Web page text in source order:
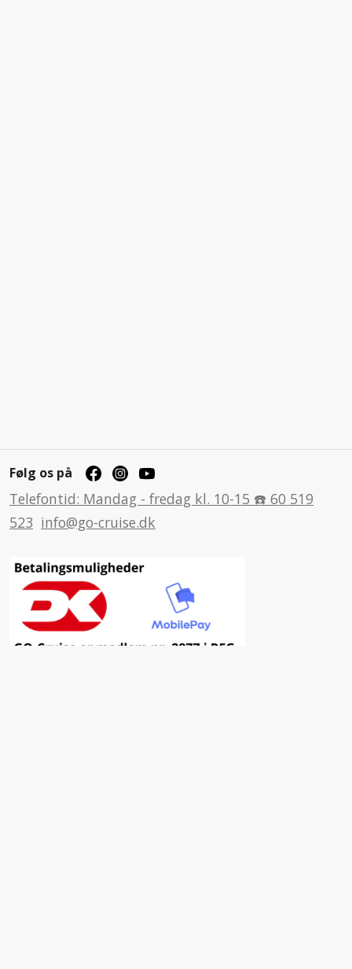
Følg os på
Telefontid: Mandag - fredag kl. 10-15 ☎️ 60 519
523 info@go-cruise.dk